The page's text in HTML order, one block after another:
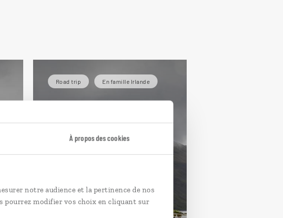
À propos des cookies
notre audience et la pertinence de nos
pourrez modifier vos choix en cliquant sur
Road trip En famille Irlande
En voiture pour